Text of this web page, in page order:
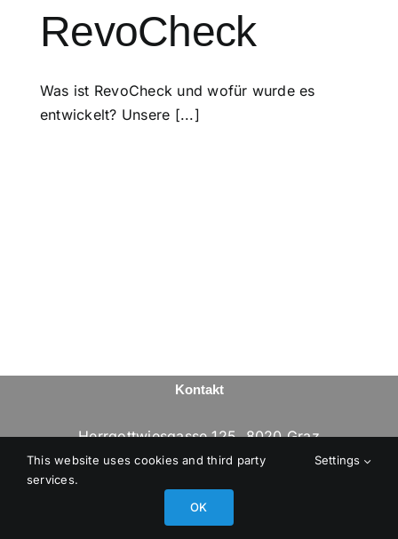
RevoCheck
Was ist RevoCheck und wofür wurde es
entwickelt? Unsere [...]
Kontakt
Herrgottwiesgasse 125, 8020 Graz
Telefon:+43 316 318059
https://revotec.eu/
This website uses cookies and third party
services.
Settings
OK